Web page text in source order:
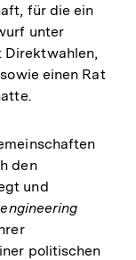
für die ein
unter
Direktwahlen,
einen Rat
den
und
politischen